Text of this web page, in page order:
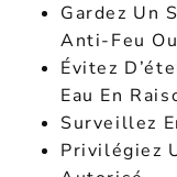
Gardez Un
Anti-Feu
Évitez
Eau En
Surveillez
Privilégiez